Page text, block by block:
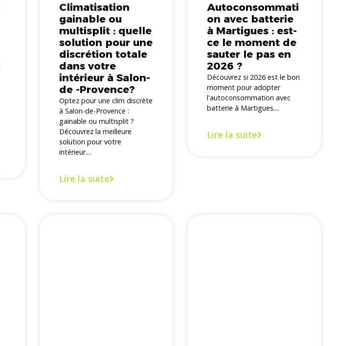
Climatisation
gainable ou
multisplit : quelle
solution pour une
discrétion totale
dans votre
intérieur à Salon-
de -Provence?
Optez pour une clim discrète
à Salon-de-Provence :
gainable ou multisplit ?
Découvrez la meilleure
solution pour votre
intérieur....
Lire la suite
Autoconsommati
on avec batterie
à Martigues : est-
ce le moment de
sauter le pas en
2026 ?
Découvrez si 2026 est le bon
moment pour adopter
l'autoconsommation avec
batterie à Martigues....
Lire la suite